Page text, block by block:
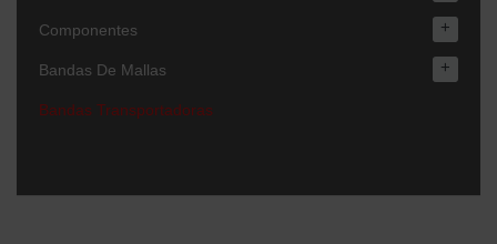
Componentes +
Bandas De Mallas +
Bandas Transportadoras